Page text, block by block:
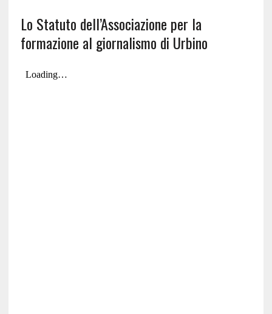
Lo Statuto dell’Associazione per la
formazione al giornalismo di Urbino